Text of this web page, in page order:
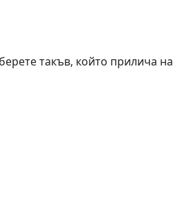
такъв, който прилича на